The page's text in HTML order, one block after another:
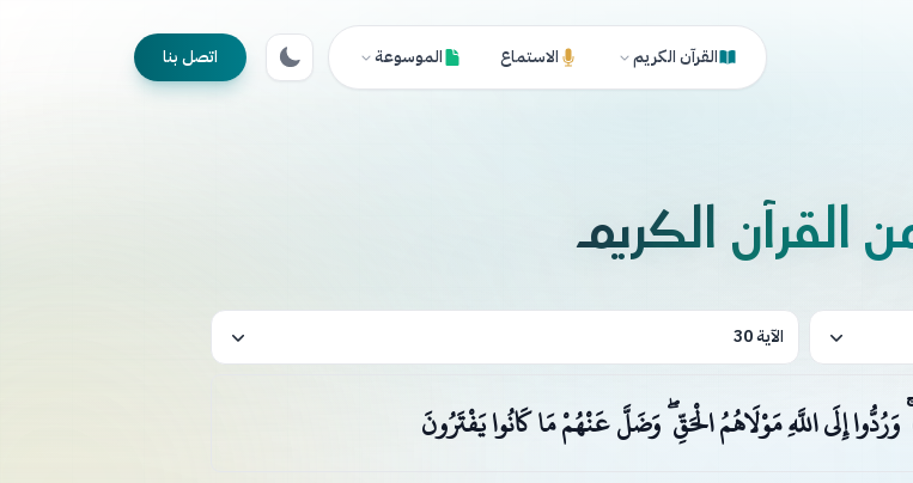
القرآن الكريم الاستماع الموسوعة اتصل بنا
القرآن الكريم
الآية 30
إِلَى اللَّهِ مَوْلَاهُمُ الْحَقِّ ۖ وَضَلَّ عَنْهُمْ مَا كَانُوا يَفْتَرُونَ